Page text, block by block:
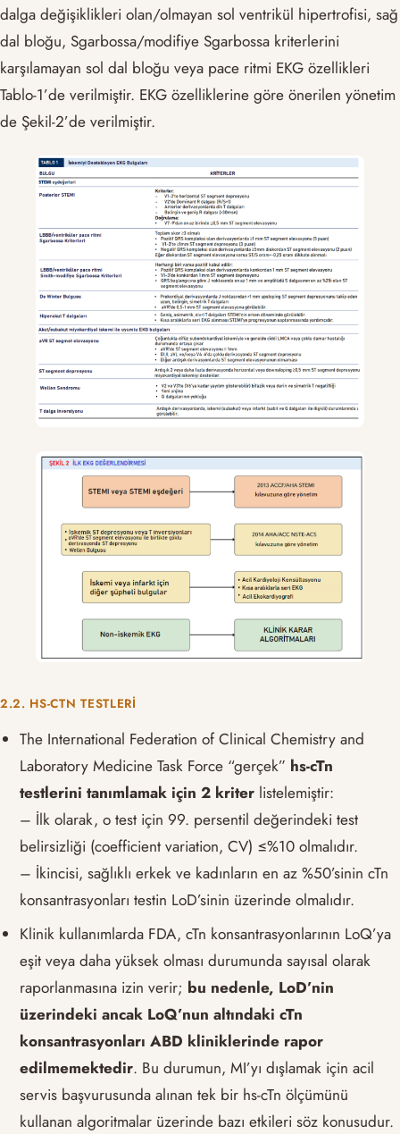
dalga değişiklikleri olan/olmayan sol ventrikül hipertrofisi, sağ
dal bloğu, Sgarbossa/modifiye Sgarbossa kriterlerini
karşılamayan sol dal bloğu veya pace ritmi EKG özellikleri
Tablo-1’de verilmiştir. EKG özelliklerine göre önerilen yönetim
de Şekil-2’de verilmiştir.
2.2. HS-CTN TESTLERI
The International Federation of Clinical Chemistry and
Laboratory Medicine Task Force “gerçek” hs-cTn
testlerini tanımlamak için 2 kriter listelemiştir:
– İlk olarak, o test için 99. persentil değerindeki test
belirsizliği (coefficient variation, CV) ≤%10 olmalıdır.
– İkincisi, sağlıklı erkek ve kadınların en az %50’sinin cTn
konsantrasyonları testin LoD’sinin üzerinde olmalıdır.
Klinik kullanımlarda FDA, cTn konsantrasyonlarının LoQ’ya
eşit veya daha yüksek olması durumunda sayısal olarak
raporlanmasına izin verir; bu nedenle, LoD’nin
üzerindeki ancak LoQ’nun altındaki cTn
konsantrasyonları ABD kliniklerinde rapor
edilmemektedir. Bu durumun, MI’yı dışlamak için acil
servis başvurusunda alınan tek bir hs-cTn ölçümünü
kullanan algoritmalar üzerinde bazı etkileri söz konusudur.